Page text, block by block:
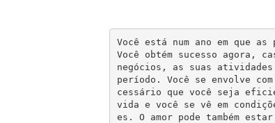
Você está num ano em que
Você obtém sucesso agora,
negócios, as suas
período. Você se envolve
cessário que você seja
vida e você se vê em
es. O amor pode também